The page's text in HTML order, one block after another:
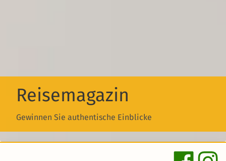
Reisemagazin
Gewinnen Sie authentische Einblicke